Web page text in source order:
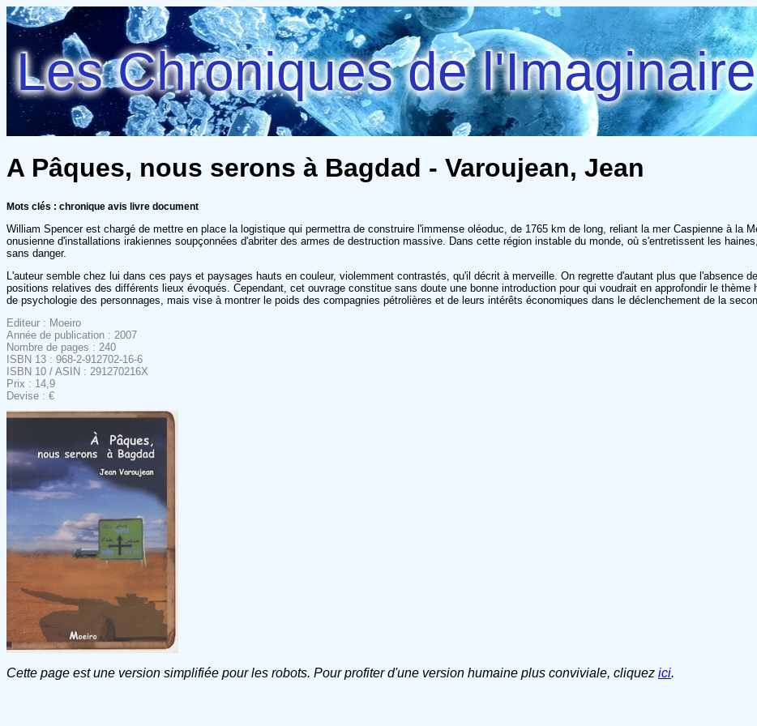
Les Chroniques de l'Imaginaire
A Pâques, nous serons à Bagdad - Varoujean, Jean
Mots clés : chronique avis livre document
William Spencer est chargé de mettre en place la logistique qui permettra de construire l'immense oléoduc, de 1765 km de long, reliant la mer Caspienne à la
onusienne d'installations irakiennes soupçonnées d'abriter des armes de destruction massive. Dans cette région instable du monde, où s'entretissent les
sans danger.
L'auteur semble chez lui dans ces pays et paysages hauts en couleur, violemment contrastés, qu'il décrit à merveille. On regrette d'autant plus que l'absence
positions relatives des différents lieux évoqués. Cependant, cet ouvrage constitue sans doute une bonne introduction pour qui voudrait en approfondir le
de psychologie des personnages, mais vise à montrer le poids des compagnies pétrolières et de leurs intérêts économiques dans le déclenchement de la
Editeur : Moeiro
Année de publication : 2007
Nombre de pages : 240
ISBN 13 : 968-2-912702-16-6
ISBN 10 / ASIN : 291270216X
Prix : 14,9
Devise : €
Cette page est une version simplifiée pour les robots. Pour profiter d'une version humaine plus conviviale, cliquez ici.